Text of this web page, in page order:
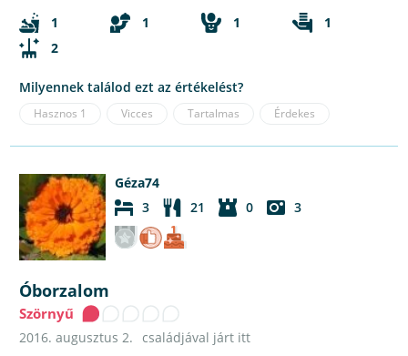
1
1 1
1
2
Milyennek találod ezt az értékelést?
Hasznos 1 Vicces Tartalmas Érdekes
Géza74
3
21 0 3
Óborzalom
Szörnyű
2016. augusztus 2.
családjával járt itt